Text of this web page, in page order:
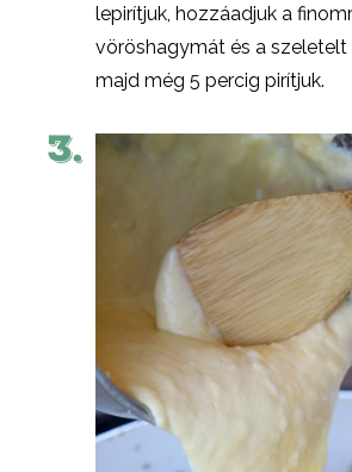
lepirítjuk, hozzáadjuk a
vöröshagymát és a
majd még 5 percig pirítjuk.
3.